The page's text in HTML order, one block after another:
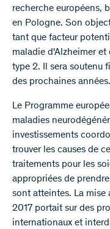
recherche européens,
en Pologne. Son
tant que facteur
maladie d'Alzheimer
type 2. Il sera soutenu
des prochaines années.
Le Programme
maladies
investissements
trouver les causes de
traitements pour les
appropriées de
sont atteintes. La mise
2017 portait sur des
internationaux et